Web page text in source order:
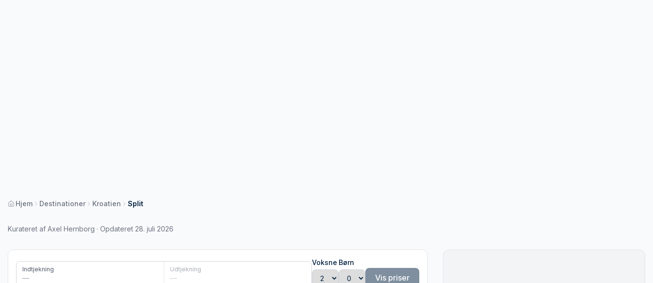
Hjem Destinationer Kroatien Split
Kurateret af Axel Hernborg · Opdateret 28. juli 2026
Indtjekning
—
Udtjekning
—
Voksne Børn
Vis priser